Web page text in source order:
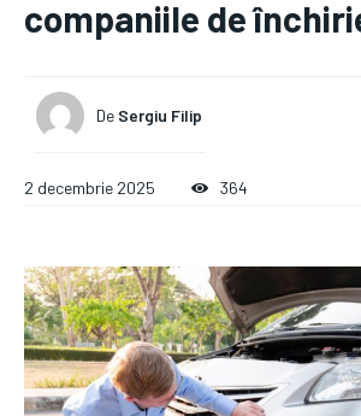
companiile de
De Sergiu Filip
2 decembrie 2025 364